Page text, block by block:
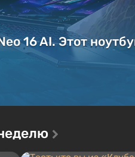
16 AI. Этот